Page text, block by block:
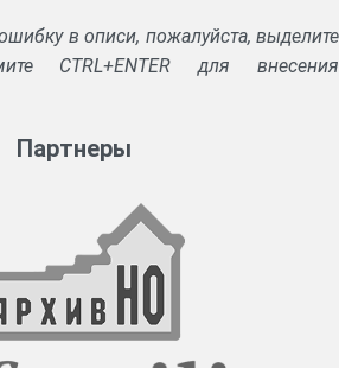
в описи, пожалуйста, выделите
CTRL+ENTER для внесения
Партнеры